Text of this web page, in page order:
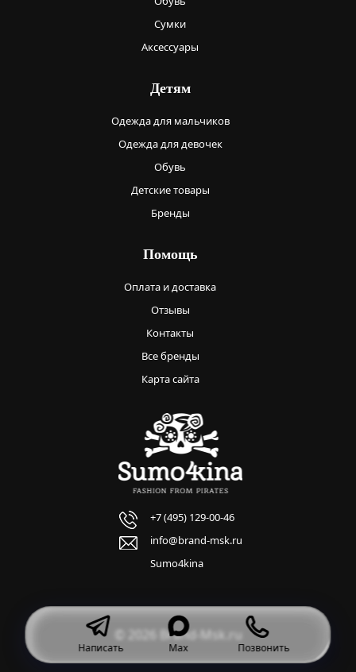
Сумки
Аксессуары
Детям
Одежда для мальчиков
Одежда для девочек
Обувь
Детские товары
Бренды
Помощь
Оплата и доставка
Отзывы
Контакты
Все бренды
Карта сайта
+7 (495) 129-00-46
info@brand-msk.ru
Sumo4kina
© 2026 Brand-Msk.ru
Написать Max Позвонить